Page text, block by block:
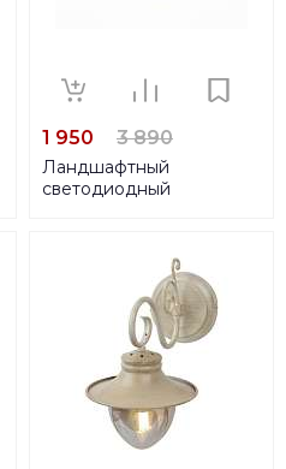
1 950 3 890
Ландшафтный
светодиодный